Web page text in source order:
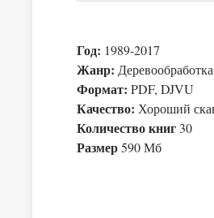
Год: 1989-2017
Жанр: Деревообработка
Формат: PDF, DJVU
Качество: Хороший
Количество книг 30
Размер590 Мб